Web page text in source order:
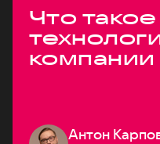
Что
компании
Антон